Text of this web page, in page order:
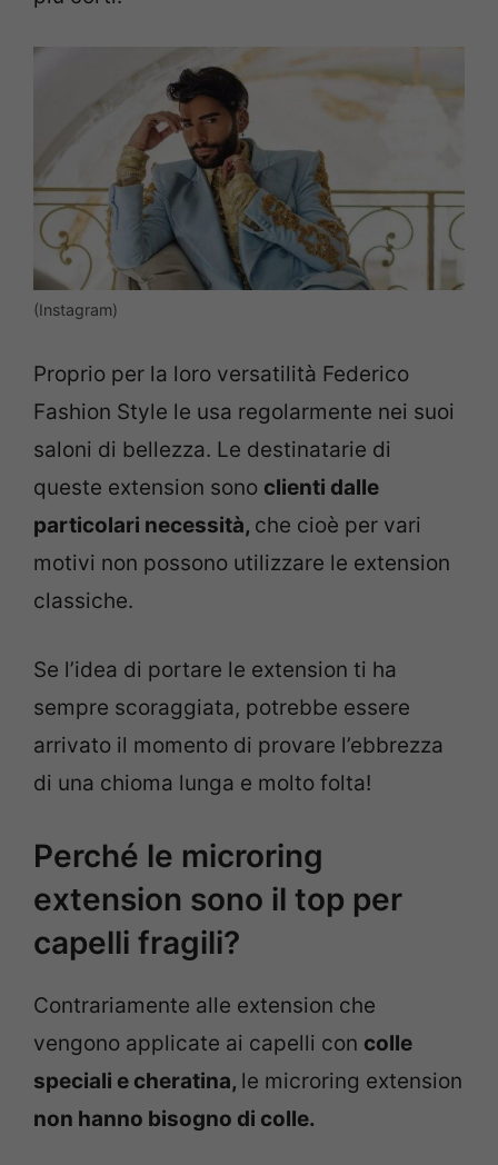
(Instagram)
Proprio per la loro versatilità Federico
Fashion Style le usa regolarmente nei suoi
saloni di bellezza. Le destinatarie di
queste extension sono clienti dalle
particolari necessità, che cioè per vari
motivi non possono utilizzare le extension
classiche.
Se l’idea di portare le extension ti ha
sempre scoraggiata, potrebbe essere
arrivato il momento di provare l’ebbrezza
di una chioma lunga e molto folta!
Perché le microring
extension sono il top per
capelli fragili?
Contrariamente alle extension che
vengono applicate ai capelli con colle
speciali e cheratina, le microring extension
non hanno bisogno di colle.